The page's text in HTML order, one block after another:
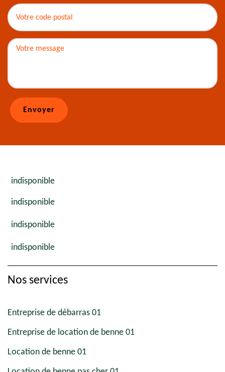
indisponible
indisponible
indisponible
indisponible
Nos services
Entreprise de débarras 01
Entreprise de location de benne 01
Location de benne 01